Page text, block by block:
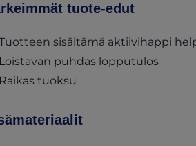
tuote-edut
sisältämä aktiivihappi
Loistavan puhdas lopputulos
Raikas tuoksu